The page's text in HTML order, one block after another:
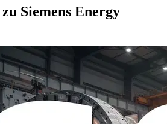
Siemens Energy